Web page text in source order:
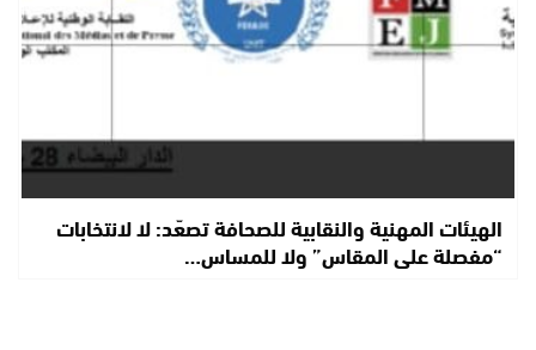
الهيئات المهنية والنقابية للصحافة تصعّد: لا لانتخابات
“مفصلة على المقاس” ولا للمساس…